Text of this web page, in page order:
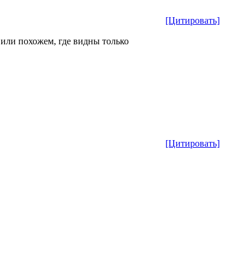
[Цитировать]
или похожем, где видны только
[Цитировать]